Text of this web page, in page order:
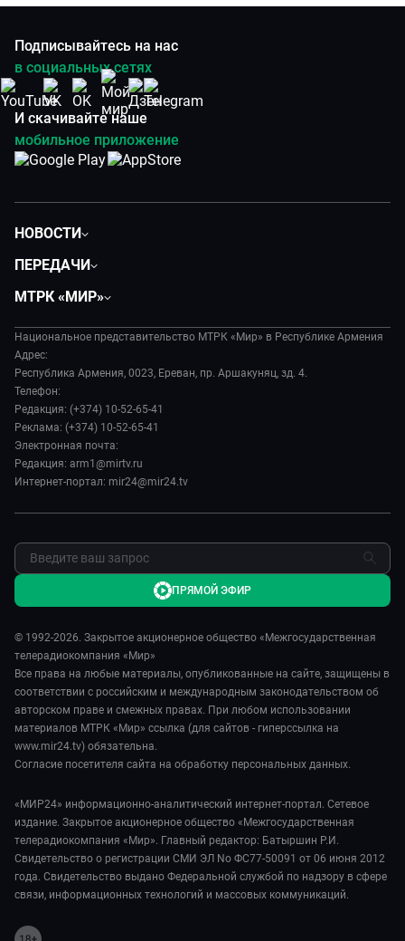
Подписывайтесь на нас
в социальных сетях
И скачивайте наше
мобильное приложение
НОВОСТИ
Экономика
Происшествия
Наука и технологии
Культура
Спорт
ПЕРЕДАЧИ
Евразия. Культурно
Евразия. Регионы
Наши иностранцы
Пять причин поехать в...
Сделано в Содружестве
Я – волонтер
МТРК «МИР»
История
Руководство
Лица мира
Новости
Пресса о нас
Карьера
Национальное представительство МТРК «Мир» в Республике Армения
Адрес:
Республика Армения, 0023, Ереван, пр. Аршакуняц, зд. 4.
Телефон:
Редакция: (+374) 10-52-65-41
Реклама: (+374) 10-52-65-41
Электронная почта:
Редакция: arm1@mirtv.ru
Интернет-портал: mir24@mir24.tv
© 1992-2026. Закрытое акционерное общество «Межгосударственная
телерадиокомпания «Мир»
Все права на любые материалы, опубликованные на сайте, защищены в
соответствии с российским и международным законодательством об
авторском праве и смежных правах. При любом использовании
материалов МТРК «Мир» ссылка (для сайтов - гиперссылка на
www.mir24.tv) обязательна.
Согласие посетителя сайта на обработку персональных данных.
«МИР24» информационно-аналитический интернет-портал. Сетевое
издание. Закрытое акционерное общество «Межгосударственная
телерадиокомпания «Мир». Главный редактор: Батыршин Р.И.
Свидетельство о регистрации СМИ ЭЛ No ФС77-50091 от 06 июня 2012
года. Свидетельство выдано Федеральной службой по надзору в сфере
связи, информационных технологий и массовых коммуникаций.
ПРЯМОЙ ЭФИР